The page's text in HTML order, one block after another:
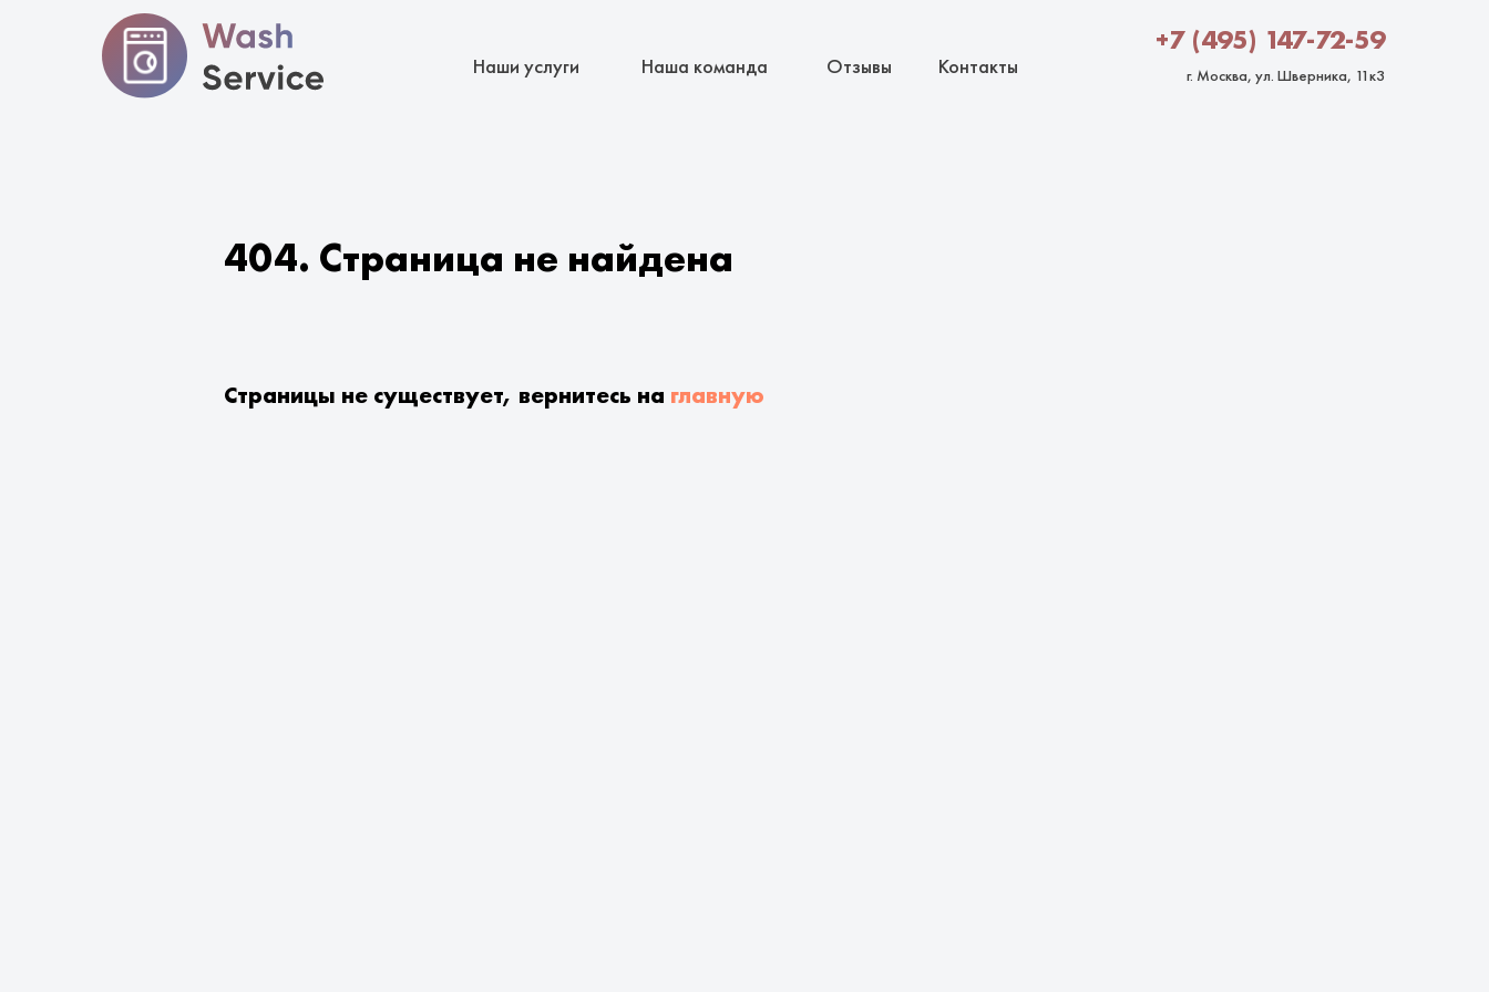
г. Москва, ул. Шверника, 11к3
Контакты
Отзывы
Наша команда
Наши услуги
+7 (495) 147-72-59
404. Страница не найдена
Страницы не существует, вернитесь на главную